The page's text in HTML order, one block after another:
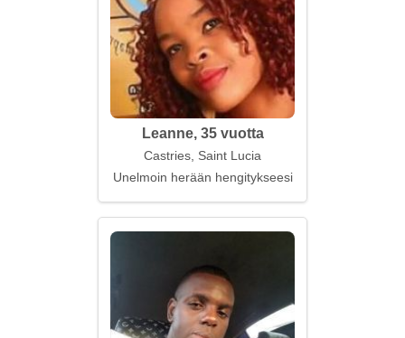
Leanne, 35 vuotta
Castries, Saint Lucia
Unelmoin herään hengitykseesi